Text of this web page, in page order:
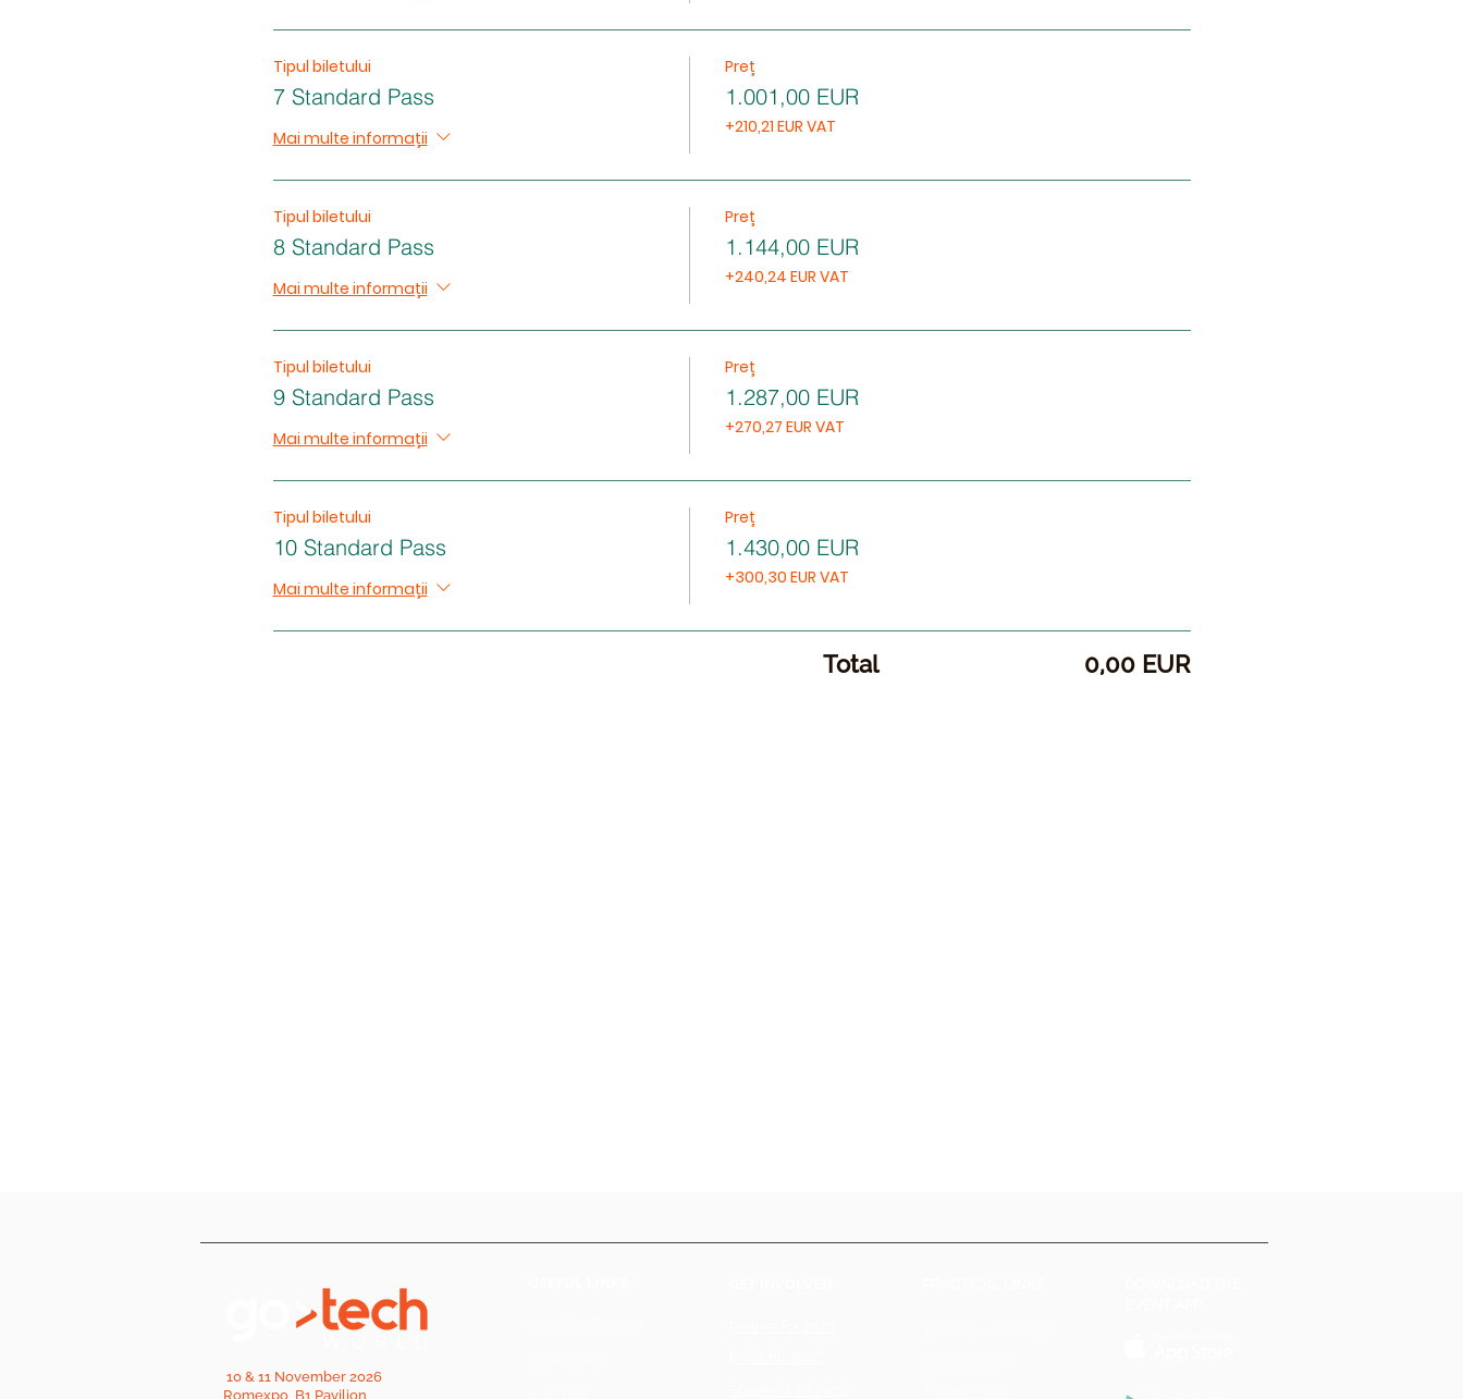
Tipul biletului
7 Standard Pass
Mai multe informații
Preț
1.001,00 EUR
+210,21 EUR VAT
Tipul biletului
8 Standard Pass
Mai multe informații
Preț
1.144,00 EUR
+240,24 EUR VAT
Tipul biletului
9 Standard Pass
Mai multe informații
Preț
1.287,00 EUR
+270,27 EUR VAT
Tipul biletului
10 Standard Pass
Mai multe informații
Preț
1.430,00 EUR
+300,30 EUR VAT
Total 0,00 EUR
10 & 11 November 2026
Romexpo, B1 Pavilion